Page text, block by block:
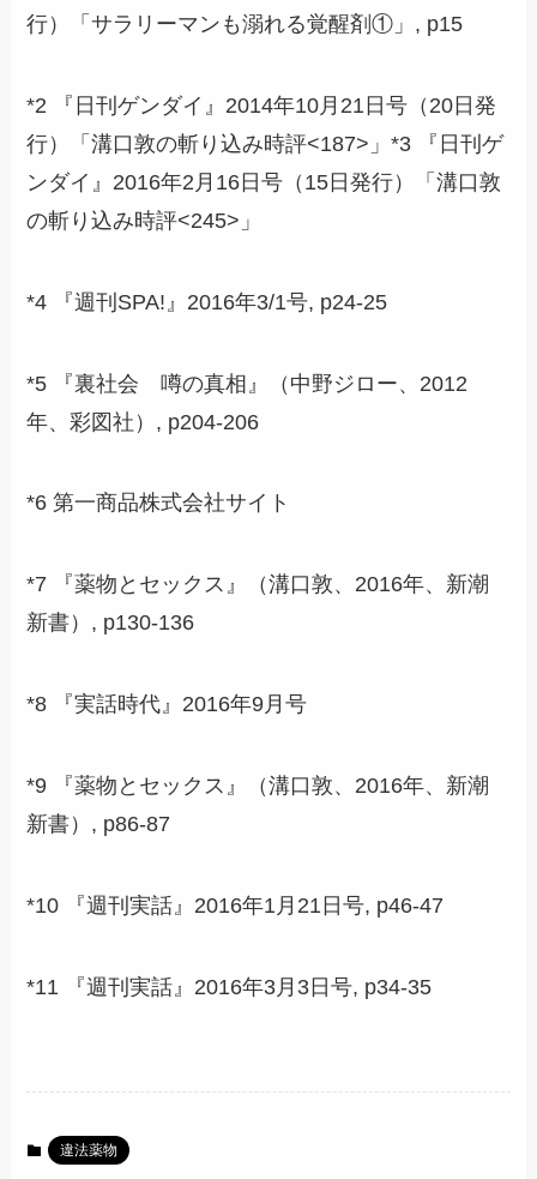
行）「サラリーマンも溺れる覚醒剤①」, p15
*2 『日刊ゲンダイ』2014年10月21日号（20日発
行）「溝口敦の斬り込み時評<187>」*3 『日刊ゲ
ンダイ』2016年2月16日号（15日発行）「溝口敦
の斬り込み時評<245>」
*4 『週刊SPA!』2016年3/1号, p24-25
*5 『裏社会 噂の真相』（中野ジロー、2012
年、彩図社）, p204-206
*6 第一商品株式会社サイト
*7 『薬物とセックス』（溝口敦、2016年、新潮
新書）, p130-136
*8 『実話時代』2016年9月号
*9 『薬物とセックス』（溝口敦、2016年、新潮
新書）, p86-87
*10 『週刊実話』2016年1月21日号, p46-47
*11 『週刊実話』2016年3月3日号, p34-35
違法薬物